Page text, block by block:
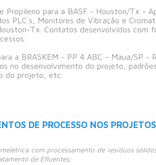
Propileno para a BASF - Houston/Tx -
PLC´s, Monitores de Vibração e
Tx. Contatos desenvolvidos com
a BRASKEM - PP 4 ABC - Maua/SP
no desenvolvimento do projeto,
do projeto, etc.
DE PROCESSO NOS
com processamento de resíduos
de Efluentes;